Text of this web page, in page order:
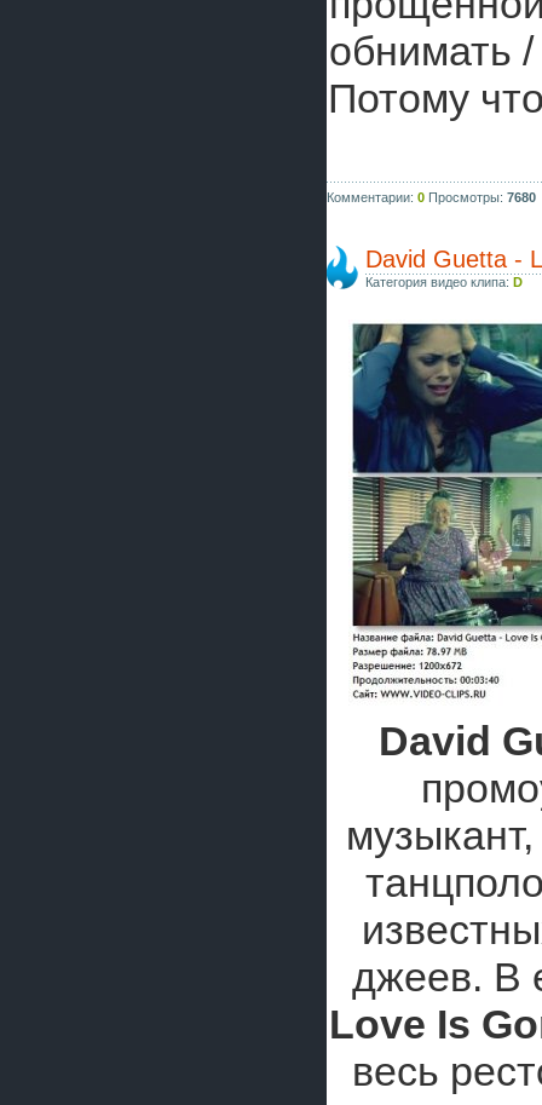
обнимать
Потому
Комментарии: 0 Просмотры: 7680
David Guetta -
Категория видео клипа: D
David
джеев. В
Love Is
весь